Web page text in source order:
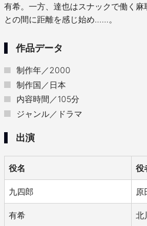
有希。一方、達也はスナックで働く
との間に距離を感じ始め……。
作品データ
制作年／2000
制作国／日本
内容時間／105分
ジャンル／ドラマ
出演
役名 役
九四郎 原
有希 北